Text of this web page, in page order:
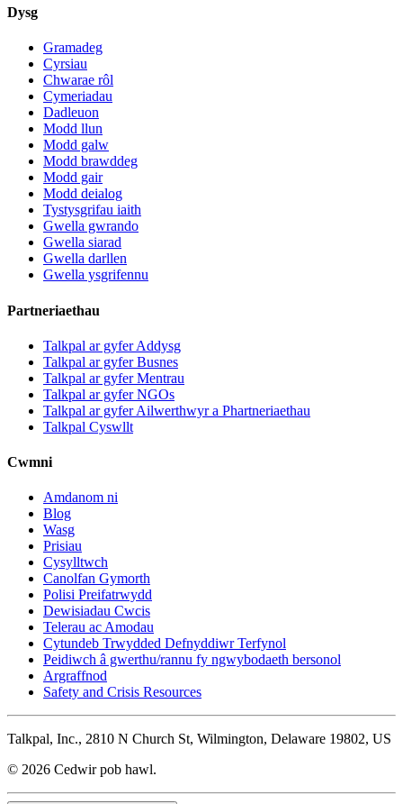
Dysg
Gramadeg
Cyrsiau
Chwarae rôl
Cymeriadau
Dadleuon
Modd llun
Modd galw
Modd brawddeg
Modd gair
Modd deialog
Tystysgrifau iaith
Gwella gwrando
Gwella siarad
Gwella darllen
Gwella ysgrifennu
Partneriaethau
Talkpal ar gyfer Addysg
Talkpal ar gyfer Busnes
Talkpal ar gyfer Mentrau
Talkpal ar gyfer NGOs
Talkpal ar gyfer Ailwerthwyr a Phartneriaethau
Talkpal Cyswllt
Cwmni
Amdanom ni
Blog
Wasg
Prisiau
Cysylltwch
Canolfan Gymorth
Polisi Preifatrwydd
Dewisiadau Cwcis
Telerau ac Amodau
Cytundeb Trwydded Defnyddiwr Terfynol
Peidiwch â gwerthu/rannu fy ngwybodaeth bersonol
Argraffnod
Safety and Crisis Resources
Talkpal, Inc., 2810 N Church St, Wilmington, Delaware 19802, US
© 2026 Cedwir pob hawl.